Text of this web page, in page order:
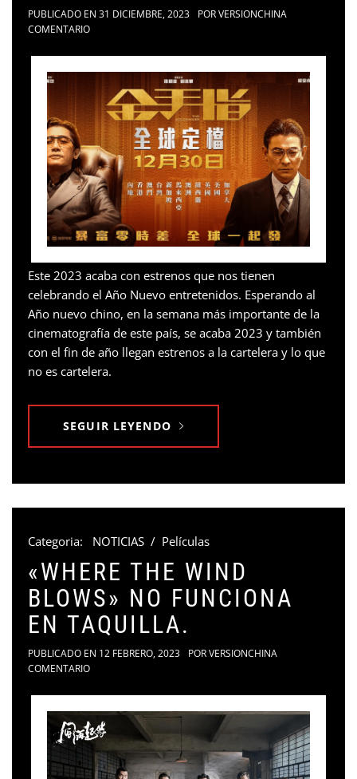
PUBLICADO EN 31 DICIEMBRE, 2023 PORVERSIONCHINA
COMENTARIO
Este 2023 acaba con estrenos que nos tienen
celebrando el Año Nuevo entretenidos. Esperando al
Año nuevo chino, en la semana más importante de la
cinematografía de este país, se acaba 2023 y también
con el fin de año llegan estrenos a la cartelera y lo que
no es cartelera.
SEGUIR LEYENDO
Categoria: NOTICIAS / Películas
«WHERE THE WIND
BLOWS» NO FUNCIONA
EN TAQUILLA.
PUBLICADO EN 12 FEBRERO, 2023 PORVERSIONCHINA
COMENTARIO